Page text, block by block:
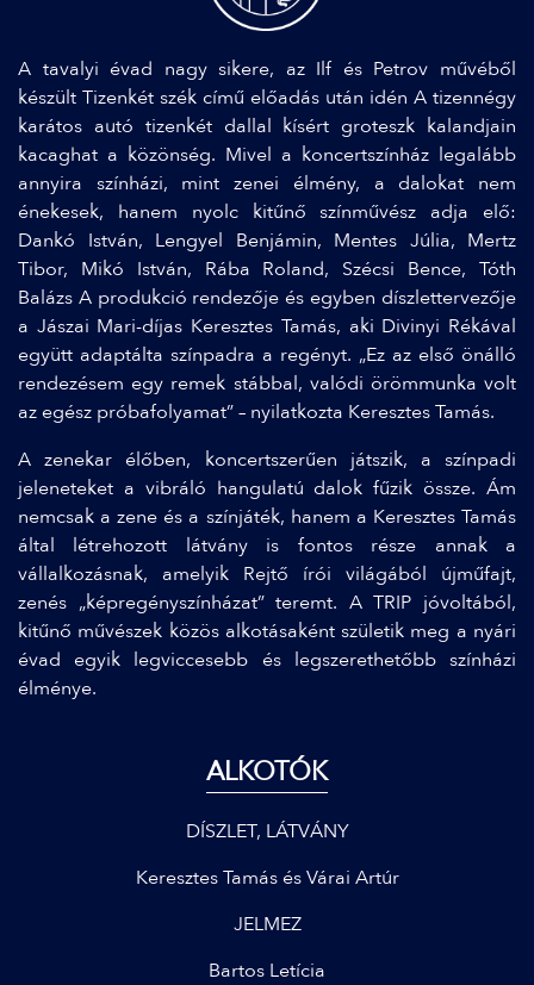
A tavalyi évad nagy sikere, az Ilf és Petrov művéből
készült Tizenkét szék című előadás után idén A tizennégy
karátos autó tizenkét dallal kísért groteszk kalandjain
kacaghat a közönség. Mivel a koncertszínház legalább
annyira színházi, mint zenei élmény, a dalokat nem
énekesek, hanem nyolc kitűnő színművész adja elő:
Dankó István, Lengyel Benjámin, Mentes Júlia, Mertz
Tibor, Mikó István, Rába Roland, Szécsi Bence, Tóth
Balázs A produkció rendezője és egyben díszlettervezője
a Jászai Mari-díjas Keresztes Tamás, aki Divinyi Rékával
együtt adaptálta színpadra a regényt. „Ez az első önálló
rendezésem egy remek stábbal, valódi örömmunka volt
az egész próbafolyamat” – nyilatkozta Keresztes Tamás.
A zenekar élőben, koncertszerűen játszik, a színpadi
jeleneteket a vibráló hangulatú dalok fűzik össze. Ám
nemcsak a zene és a színjáték, hanem a Keresztes Tamás
által létrehozott látvány is fontos része annak a
vállalkozásnak, amelyik Rejtő írói világából újműfajt,
zenés „képregényszínházat” teremt. A TRIP jóvoltából,
kitűnő művészek közös alkotásaként születik meg a nyári
évad egyik legviccesebb és legszerethetőbb színházi
élménye.
ALKOTÓK
DÍSZLET, LÁTVÁNY
Keresztes Tamás és Várai Artúr
JELMEZ
Bartos Letícia